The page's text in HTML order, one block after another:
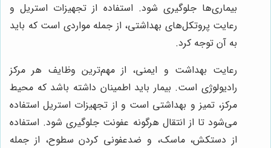
بیماری‌ها جلوگیری شود. استفاده از تجهیزات استریل و
رعایت پروتکل‌های بهداشتی، از جمله مواردی است که باید
به آن توجه کرد.
رعایت بهداشت و ایمنی، از مهم‌ترین وظایف هر مرکز
رادیولوژی است. بیمار باید اطمینان داشته باشد که محیط
مرکز، تمیز و بهداشتی است و از تجهیزات استریل استفاده
می‌شود تا از انتقال هرگونه عفونت جلوگیری شود. استفاده
از دستکش، ماسک، و ضدعفونی کردن سطوح، از جمله